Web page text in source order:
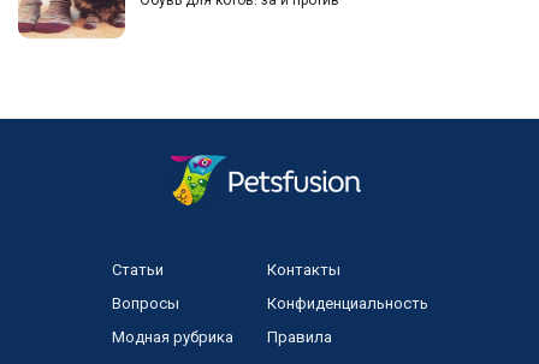
Статьи
Вопросы
Модная рубрика
Контакты
Конфиденциальность
Правила